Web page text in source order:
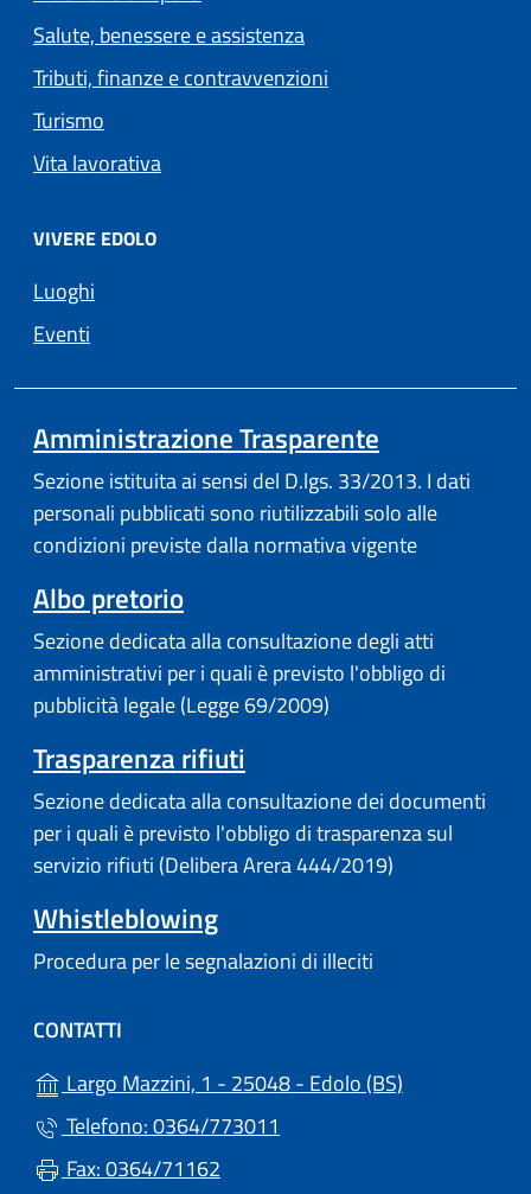
Salute, benessere e assistenza
Tributi, finanze e contravvenzioni
Turismo
Vita lavorativa
VIVERE EDOLO
Luoghi
Eventi
Amministrazione Trasparente
Sezione istituita ai sensi del D.lgs. 33/2013. I dati
personali pubblicati sono riutilizzabili solo alle
condizioni previste dalla normativa vigente
Albo pretorio
Sezione dedicata alla consultazione degli atti
amministrativi per i quali è previsto l'obbligo di
pubblicità legale (Legge 69/2009)
Trasparenza rifiuti
Sezione dedicata alla consultazione dei documenti
per i quali è previsto l'obbligo di trasparenza sul
servizio rifiuti (Delibera Arera 444/2019)
Whistleblowing
Procedura per le segnalazioni di illeciti
CONTATTI
Largo Mazzini, 1 - 25048 - Edolo (BS)
Telefono: 0364/773011
Fax: 0364/71162